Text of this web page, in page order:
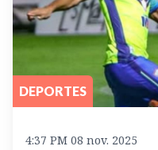
DEPORTES
4:37 PM 08 nov. 2025